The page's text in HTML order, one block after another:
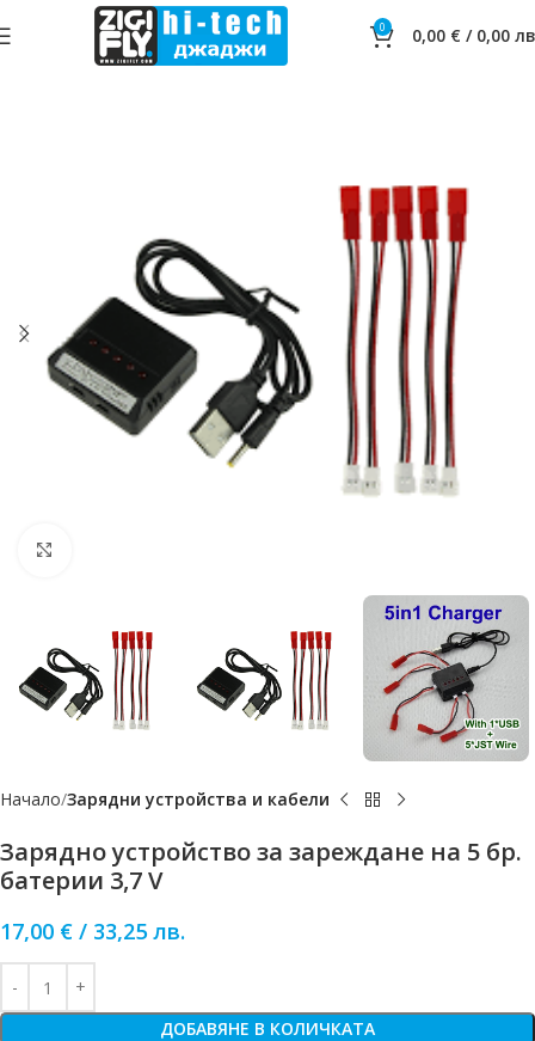
0 0,00 € / 0,00
Начало Зарядни устройства и кабели
Зарядно устройство за зареждане на 5 бр.
батерии 3,7 V
17,00 € / 33,25лв.
ДОБАВЯНЕ В КОЛИЧКАТА